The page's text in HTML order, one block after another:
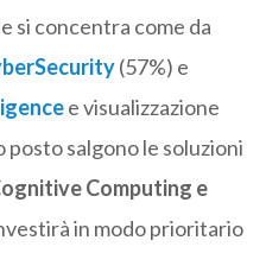
si concentra come da
(57%) e
e visualizzazione
posto salgono le soluzioni
Computing e
in modo prioritario